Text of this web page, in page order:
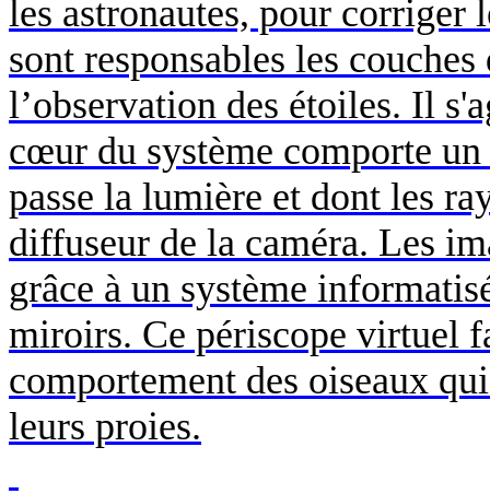
les astronautes, pour corriger
sont responsables les
l’observation des étoiles. Il
cœur du système comporte un
passe la lumière et dont les
diffuseur de la caméra. Les
grâce à un système
miroirs. Ce périscope virtuel
comportement des oiseaux
leurs proies.